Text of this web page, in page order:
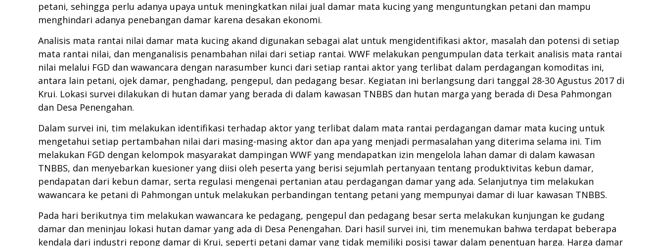
petani, sehingga perlu adanya upaya untuk meningkatkan nilai jual damar mata kucing yang menguntungkan petani dan mampu
menghindari adanya penebangan damar karena desakan ekonomi.
Analisis mata rantai nilai damar mata kucing akand digunakan sebagai alat untuk mengidentifikasi aktor, masalah dan potensi di setiap
mata rantai nilai, dan menganalisis penambahan nilai dari setiap rantai. WWF melakukan pengumpulan data terkait analisis mata rantai
nilai melalui FGD dan wawancara dengan narasumber kunci dari setiap rantai aktor yang terlibat dalam perdagangan komoditas ini,
antara lain petani, ojek damar, penghadang, pengepul, dan pedagang besar. Kegiatan ini berlangsung dari tanggal 28-30 Agustus 2017 di
Krui. Lokasi survei dilakukan di hutan damar yang berada di dalam kawasan TNBBS dan hutan marga yang berada di Desa Pahmongan
dan Desa Penengahan.
Dalam survei ini, tim melakukan identifikasi terhadap aktor yang terlibat dalam mata rantai perdagangan damar mata kucing untuk
mengetahui setiap pertambahan nilai dari masing-masing aktor dan apa yang menjadi permasalahan yang diterima selama ini. Tim
melakukan FGD dengan kelompok masyarakat dampingan WWF yang mendapatkan izin mengelola lahan damar di dalam kawasan
TNBBS, dan menyebarkan kuesioner yang diisi oleh peserta yang berisi sejumlah pertanyaan tentang produktivitas kebun damar,
pendapatan dari kebun damar, serta regulasi mengenai pertanian atau perdagangan damar yang ada. Selanjutnya tim melakukan
wawancara ke petani di Pahmongan untuk melakukan perbandingan tentang petani yang mempunyai damar di luar kawasan TNBBS.
Pada hari berikutnya tim melakukan wawancara ke pedagang, pengepul dan pedagang besar serta melakukan kunjungan ke gudang
damar dan meninjau lokasi hutan damar yang ada di Desa Penengahan. Dari hasil survei ini, tim menemukan bahwa terdapat beberapa
kendala dari industri repong damar di Krui, seperti petani damar yang tidak memiliki posisi tawar dalam penentuan harga. Harga damar